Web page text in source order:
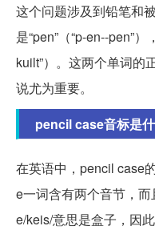
这个问题涉及到铅笔和
是“pen”（“p-en--pen”
kuilt”）。这两个单词的
说尤为重要。
pencil case音标是
在英语中，pencil case
e一词含有两个音节，
e/keis/意思是盒子，因